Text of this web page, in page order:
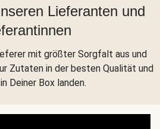
Lieferanten und
mit größter Sorgfalt aus und
Zutaten in der besten Qualität und
Deiner Box landen.